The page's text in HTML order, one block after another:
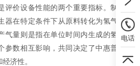
评价设备性能的两个重要指标。制氢
器在特定条件下从原料转化为氢气的
气量则是指在单位时间内生成的氢气
参数相互影响，共同决定了中惠普氢
济性。
电话